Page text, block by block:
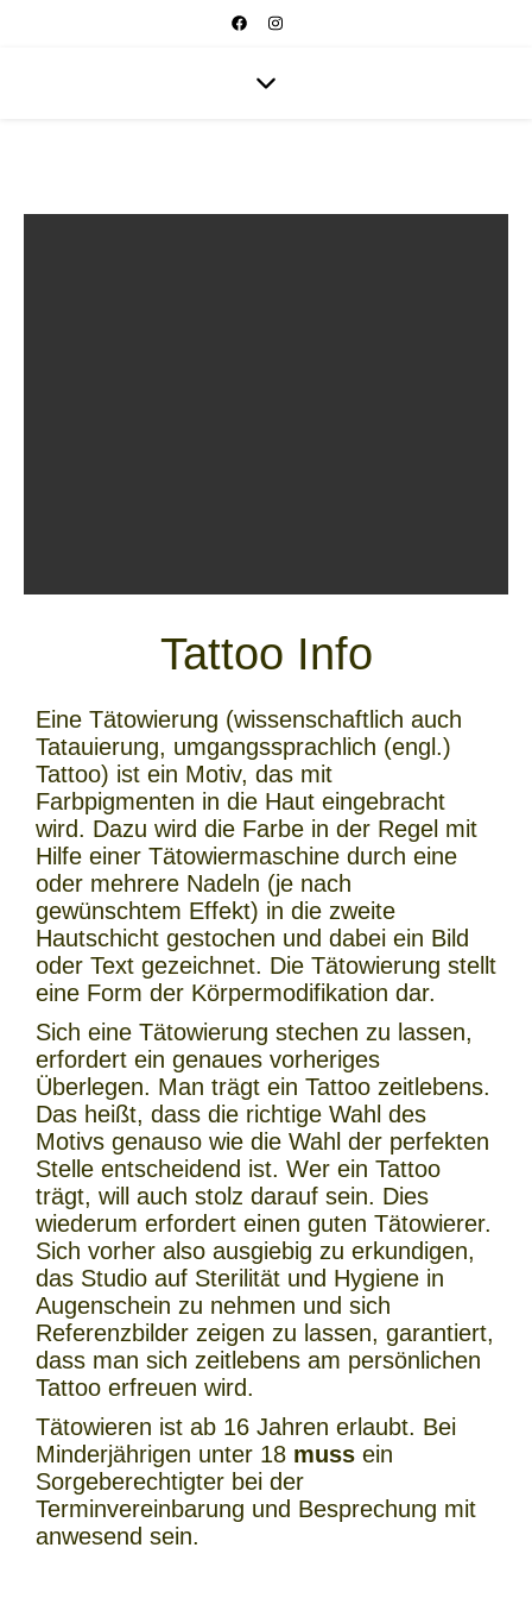
Tattoo Info
Eine Tätowierung (wissenschaftlich auch
Tatauierung, umgangssprachlich (engl.)
Tattoo) ist ein Motiv, das mit
Farbpigmenten in die Haut eingebracht
wird. Dazu wird die Farbe in der Regel mit
Hilfe einer Tätowiermaschine durch eine
oder mehrere Nadeln (je nach
gewünschtem Effekt) in die zweite
Hautschicht gestochen und dabei ein Bild
oder Text gezeichnet. Die Tätowierung stellt
eine Form der Körpermodifikation dar.
Sich eine Tätowierung stechen zu lassen,
erfordert ein genaues vorheriges
Überlegen. Man trägt ein Tattoo zeitlebens.
Das heißt, dass die richtige Wahl des
Motivs genauso wie die Wahl der perfekten
Stelle entscheidend ist. Wer ein Tattoo
trägt, will auch stolz darauf sein. Dies
wiederum erfordert einen guten Tätowierer.
Sich vorher also ausgiebig zu erkundigen,
das Studio auf Sterilität und Hygiene in
Augenschein zu nehmen und sich
Referenzbilder zeigen zu lassen, garantiert,
dass man sich zeitlebens am persönlichen
Tattoo erfreuen wird.
Tätowieren ist ab 16 Jahren erlaubt. Bei
Minderjährigen unter 18 muss ein
Sorgeberechtigter bei der
Terminvereinbarung und Besprechung mit
anwesend sein.